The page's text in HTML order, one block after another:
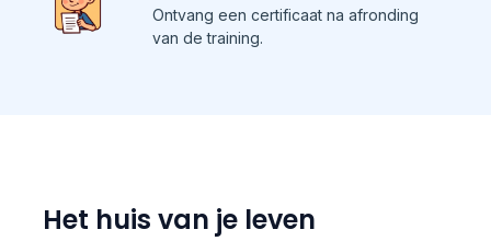
Ontvang een certificaat na afronding
van de training.
Het huis van je leven